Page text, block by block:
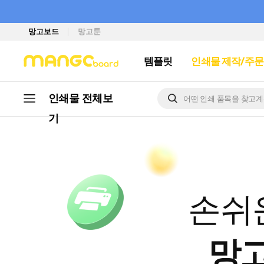
망고보드 망고툰
템플릿 인쇄물 제작/주문
인쇄물 전체 보
기
손쉬
망